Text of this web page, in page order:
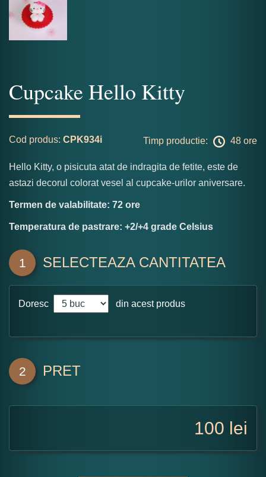
Cupcake Hello Kitty
Cod produs: CPK934i Timp productie: 48 ore
Hello Kitty, o pisicuta atat de indragita de fetite, este de
astazi decorul colorat vesel al cupcake-urilor aniversare.
Termen de valabilitate: 72 ore
Temperatura de pastrare: +2/+4 grade Celsius
1 SELECTEAZA CANTITATEA
Doresc din acest produs
2 PRET
100 lei